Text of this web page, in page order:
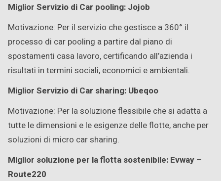
Miglior Servizio di Car pooling: Jojob
Motivazione: Per il servizio che gestisce a 360° il
processo di car pooling a partire dal piano di
spostamenti casa lavoro, certificando all’azienda i
risultati in termini sociali, economici e ambientali.
Miglior Servizio di Car sharing: Ubeqoo
Motivazione: Per la soluzione flessibile che si adatta a
tutte le dimensioni e le esigenze delle flotte, anche per
soluzioni di micro car sharing.
Miglior soluzione per la flotta sostenibile: Evway –
Route220